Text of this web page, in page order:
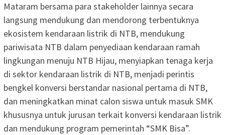
Mataram bersama para stakeholder lainnya secara
langsung mendukung dan mendorong terbentuknya
ekosistem kendaraan listrik di NTB, mendukung
pariwisata NTB dalam penyediaan kendaraan ramah
lingkungan menuju NTB Hijau, menyiapkan tenaga kerja
di sektor kendaraan listrik di NTB, menjadi perintis
bengkel konversi berstandar nasional pertama di NTB,
dan meningkatkan minat calon siswa untuk masuk SMK
khususnya untuk jurusan terkait konversi kendaraan listrik
dan mendukung program pemerintah “SMK Bisa”.